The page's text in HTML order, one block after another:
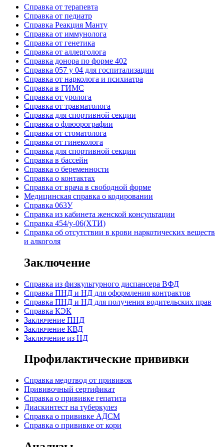
Справка от терапевта
Справка от педиатр
Cправка Реакция Манту
Cправка от иммунолога
Cправка от генетика
Cправка от аллерголога
Cправка донора по форме 402
Cправка 057 у 04 для госпитализации
Справка от нарколога и психиатра
Справка в ГИМС
Cправка от уролога
Справка от травматолога
Справка для спортивной секции
Справка о флюорографии
Справка от стоматолога
Справка от гинеколога
Справка для спортивной секции
Справка в бассейн
Справка о беременности
Справка о контактах
Справка от врача в свободной форме
Медицинская справка о кодировании
Справка 063У
Справка из кабинета женской консультации
Справка 454/у-06(ХТИ)
Справка об отсутствии в крови наркотических веществ
и алкоголя
Заключение
Cправка из физкультурного диспансера ВФД
Cправка ПНД и НД для оформления контрактов
Справка ПНД и НД для получения водительских прав
Справка КЭК
Заключение ПНД
Заключение КВД
Заключение из НД
Профилактические прививки
Справка медотвод от прививок
Прививочный сертификат
Cправка о прививке гепатита
Диаскинтест на туберкулез
Справка о прививке АДСМ
Справка о прививке от кори